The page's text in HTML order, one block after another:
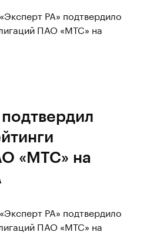
РА» подтвердило
ПАО «МТС» на
«МТС» на
РА» подтвердило
ПАО «МТС» на